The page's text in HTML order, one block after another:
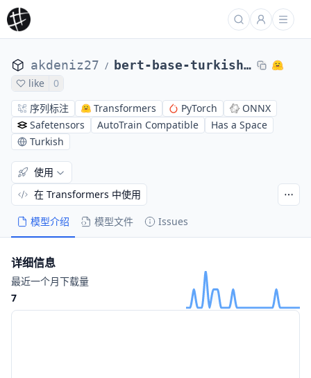
akdeniz27 / bert-base-turkish-cased-ner
like
0
序列标注
Transformers PyTorch
ONNX
Safetensors
AutoTrain Compatible
Has a Space
Turkish
模型介绍 模型文件 Issues
使用
在 Transformers 中使用
详细信息
最近一个月下载量
7